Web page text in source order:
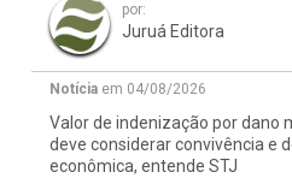
por:
Juruá Editora
Notícia em 04/08/2026
Valor de indenização por dano
deve considerar convivência e
econômica, entende STJ